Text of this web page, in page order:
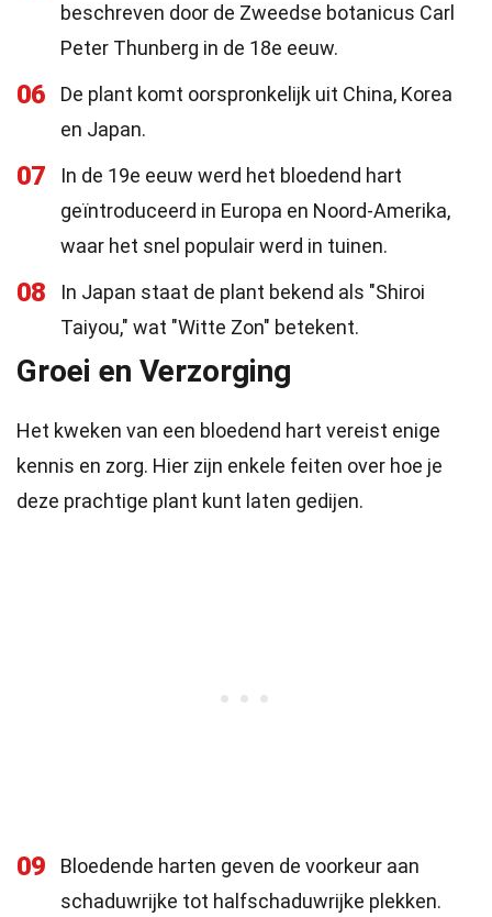
beschreven door de Zweedse botanicus Carl
Peter Thunberg in de 18e eeuw.
06
De plant komt oorspronkelijk uit China, Korea
en Japan.
07
In de 19e eeuw werd het bloedend hart
geïntroduceerd in Europa en Noord-Amerika,
waar het snel populair werd in tuinen.
08
In Japan staat de plant bekend als "Shiroi
Taiyou," wat "Witte Zon" betekent.
Groei en Verzorging
Het kweken van een bloedend hart vereist enige
kennis en zorg. Hier zijn enkele feiten over hoe je
deze prachtige plant kunt laten gedijen.
09
Bloedende harten geven de voorkeur aan
schaduwrijke tot halfschaduwrijke plekken.